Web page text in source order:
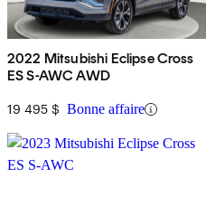
2022 Mitsubishi Eclipse Cross
ES S-AWC AWD
19 495 $ Bonne affaire